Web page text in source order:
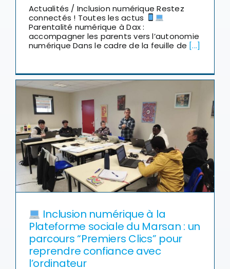
Actualités / Inclusion numérique Restez
connectés ! Toutes les actus
Parentalité numérique à Dax :
accompagner les parents vers l’autonomie
numérique Dans le cadre de la feuille de [...]
Inclusion numérique à la
Plateforme sociale du Marsan : un
parcours “Premiers Clics” pour
reprendre confiance avec
l’ordinateur